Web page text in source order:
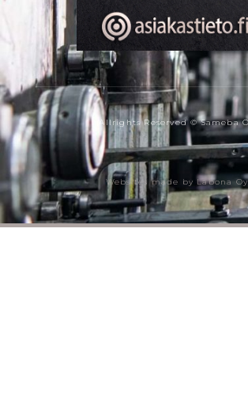
Allrights Reserved © Sameba
Websites made by Labona Oy